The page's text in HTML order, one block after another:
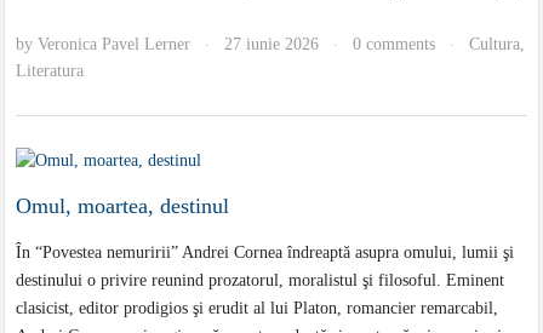
byVeronica Pavel Lerner · 27 iunie 2026 · 0 comments · Cultura,
Literatura
Omul, moartea, destinul
În “Povestea nemuririi” Andrei Cornea îndreaptă asupra omului, lumii şi
destinului o privire reunind prozatorul, moralistul şi filosoful. Eminent
clasicist, editor prodigios şi erudit al lui Platon, romancier remarcabil,